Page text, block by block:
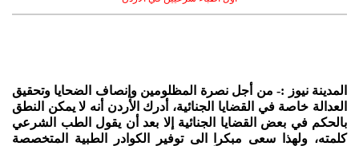
المدينة نيوز :- من أجل نصرة المظلومين وإنصاف الضحايا وتحقيق
العدالة خاصة في القضايا الجنائية، أدرك الأردن أنه لا يمكن النطق
بالحكم في بعض القضايا الجنائية إلا بعد أن يقول الطب الشرعي
كلمته، ولهذا سعى مبكرا الى توفير الكوادر الطبية المتخصصة